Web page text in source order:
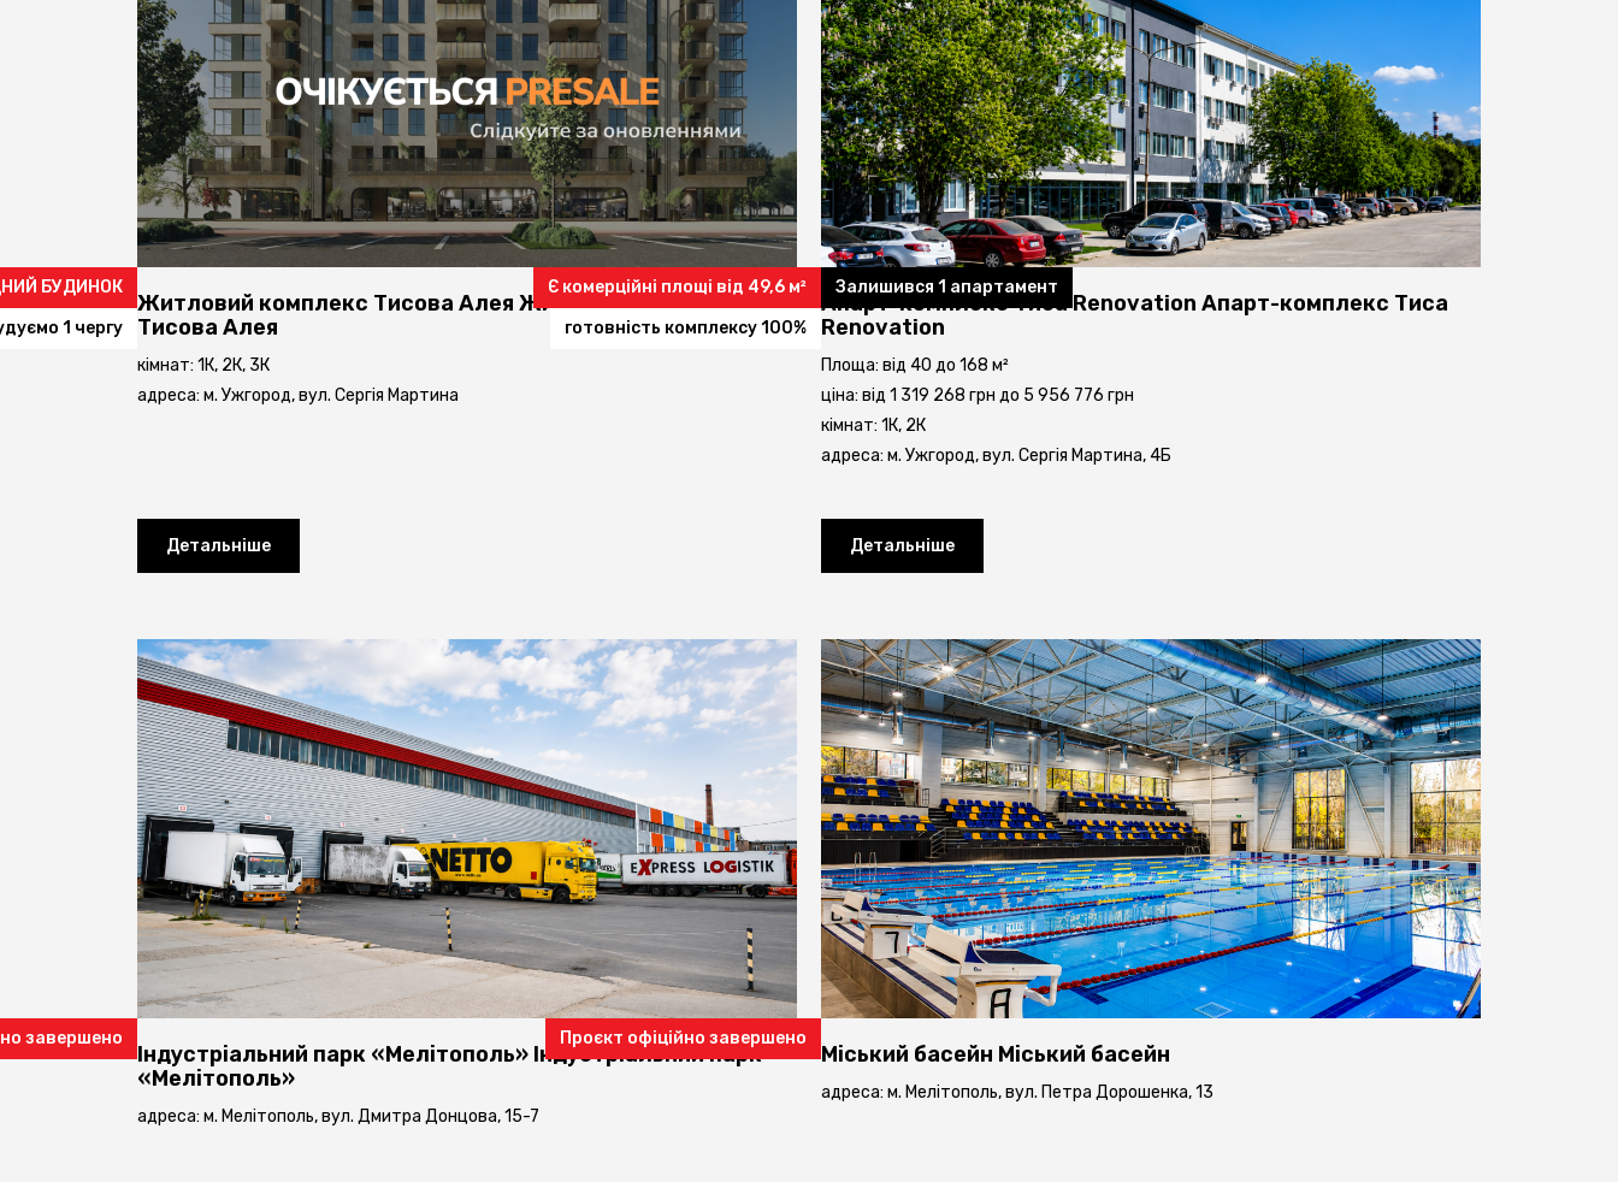
БУДИНОК
1 чергу
Житловий комплекс Тисова Алея Житловий комплекс
Тисова Алея
кімнат: 1К, 2К, 3К
адреса: м. Ужгород, вул. Сергія Мартина
Детальніше
Залишився 1 апартамент
Є комерційні площі від 49,6 м²
готовність комплексу 100%
Апарт-комплекс Тиса Renovation Апарт-комплекс Тиса
Renovation
Площа: від 40 до 168 м²
ціна: від 1 319 268 грн до 5 956 776 грн
кімнат: 1К, 2К
адреса: м. Ужгород, вул. Сергія Мартина, 4Б
Детальніше
завершено
Індустріальний парк «Мелітополь» Індустріальний парк
«Мелітополь»
адреса: м. Мелітополь, вул. Дмитра Донцова, 15-7
Проєкт офіційно завершено
Міський басейн Міський басейн
адреса: м. Мелітополь, вул. Петра Дорошенка, 13